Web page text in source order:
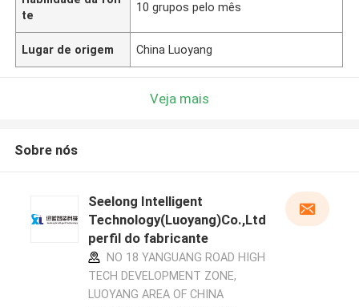
te
10 grupos pelo mês
Lugar de origem China Luoyang
Veja mais
Sobre nós
Seelong Intelligent
Technology(Luoyang)Co.,Ltd
perfil do fabricante
NO 18 YANGUANG ROAD HIGH
TECH DEVELOPMENT ZONE,
LUOYANG AREA OF CHINA